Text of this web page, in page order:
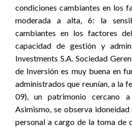
condiciones cambiantes en los
moderada a alta, 6: la
cambiantes en los factores
capacidad de gestión y
Investments S.A. Sociedad
de Inversión es muy buena en
administrados que reunían, a la
09), un patrimonio cercano
Asimismo, se observa
personal a cargo de la toma de